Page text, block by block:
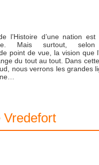
l’Histoire d’une nation
Mais surtout,
point de vue, la vision que
du tout au tout. Dans
nous verrons les grandes
Vredefort